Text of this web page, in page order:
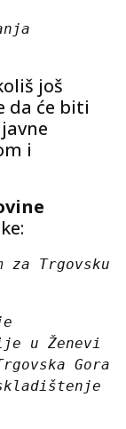
još
da će biti
i
Trgovsku
u Ženevi
Gora